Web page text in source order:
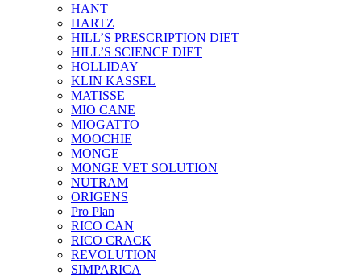
HANT
HARTZ
HILL’S PRESCRIPTION DIET
HILL’S SCIENCE DIET
HOLLIDAY
KLIN KASSEL
MATISSE
MIO CANE
MIOGATTO
MOOCHIE
MONGE
MONGE VET SOLUTION
NUTRAM
ORIGENS
Pro Plan
RICO CAN
RICO CRACK
REVOLUTION
SIMPARICA